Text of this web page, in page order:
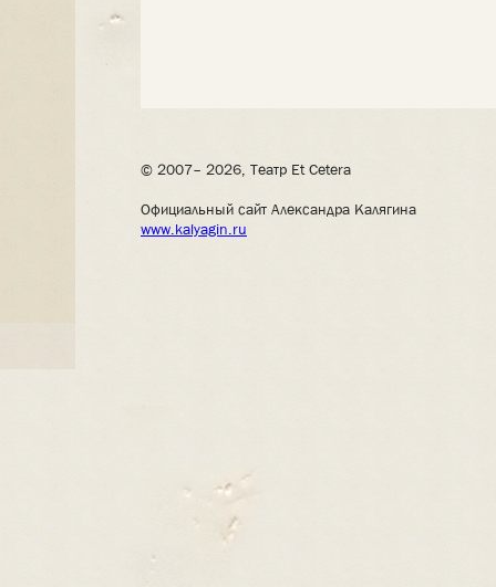
© 2007– 2026, Театр Et Cetera
Официальный сайт Александра Калягина
www.kalyagin.ru